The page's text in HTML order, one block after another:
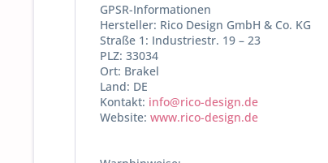
GPSR-Informationen
Hersteller: Rico Design GmbH & Co. KG
Straße 1: Industriestr. 19 – 23
PLZ: 33034
Ort: Brakel
Land: DE
Kontakt: info@rico-design.de
Website: www.rico-design.de